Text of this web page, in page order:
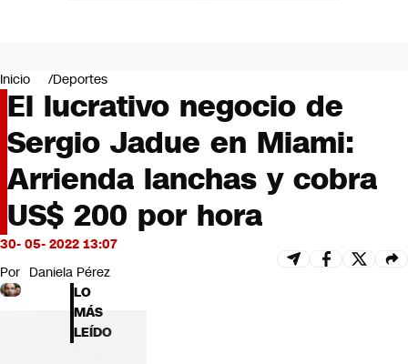
Negocios
Deportes
Programas completos
Cultura
Servicios
Bits
CNN Data
CNN tiempo
Futuro 360
Inicio Deportes
El lucrativo negocio de
Sergio Jadue en Miami:
Arrienda lanchas y cobra
US$ 200 por hora
30- 05- 2022 13:07
Por Daniela Pérez
LO
MÁS
LEÍDO